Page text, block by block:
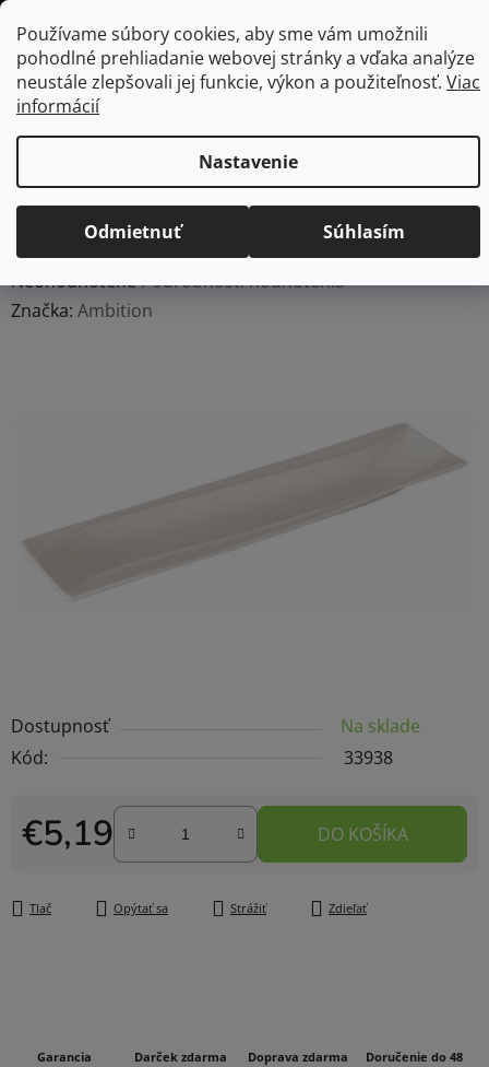
Používame súbory cookies, aby sme vám umožnili
pohodlné prehliadanie webovej stránky a vďaka analýze
neustále zlepšovali jej funkcie, výkon a použiteľnosť. Viac
informácií
Nastavenie
Odmietnuť Súhlasím
Prejsť
na
obsah
Hľadať
KOŠÍK
Domov
/ Vybavenie do jedálne Stolovanie / Misy a misky /
Servírovacie misy
Dostupnosť
Na sklade
Kód:
33938
€5,19
Jednotková cena:
DO KOŠÍKA
Tlač Opýtať sa Strážiť Zdieľať
AMBITION Relief Salsa
servírovacia misa, 31 x 7,7
Priemerné
hodnotenie
NeohodnotenéPodrobnosti hodnotenia
Značka: Ambition
Garancia
Darček zdarma
Doprava zdarma
Doručenie do 48